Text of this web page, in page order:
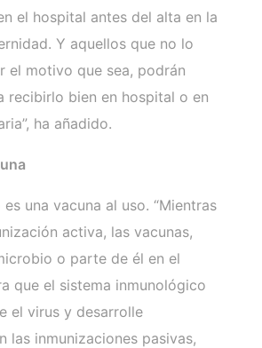
el hospital antes del alta en la
Y aquellos que no lo
el motivo que sea, podrán
recibirlo bien en hospital o en
ha añadido.
una vacuna al uso. “Mientras
activa, las vacunas,
o parte de él en el
que el sistema inmunológico
el virus y desarrolle
las inmunizaciones pasivas,